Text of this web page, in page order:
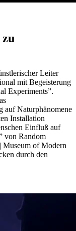
Leiter
mit Begeisterung
Experiments”.
auf Naturphänomene
Installation
Einfluß auf
von Random
Museum of Modern
durch den